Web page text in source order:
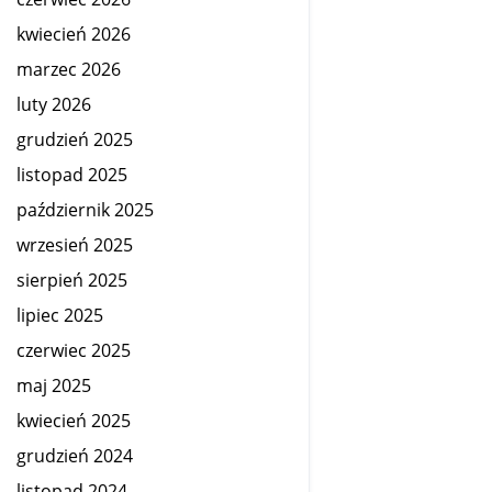
kwiecień 2026
marzec 2026
luty 2026
grudzień 2025
listopad 2025
październik 2025
wrzesień 2025
sierpień 2025
lipiec 2025
czerwiec 2025
maj 2025
kwiecień 2025
grudzień 2024